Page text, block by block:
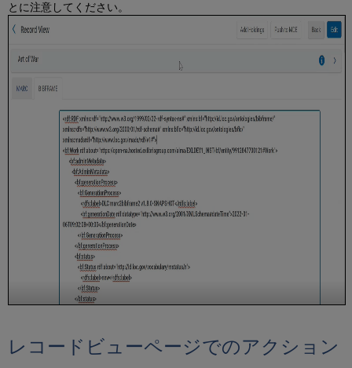
とに注意してください。
レコードビューページでのアクション